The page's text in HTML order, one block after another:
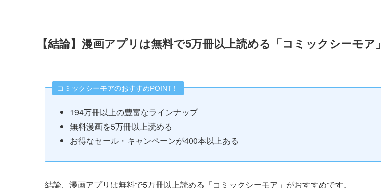
【結論】漫画アプリは無料で5万冊以上読める「コミックシーモア
コミックシーモアのおすすめPOINT！
194万冊以上の豊富なラインナップ
無料漫画を5万冊以上読める
お得なセール・キャンペーンが400本以上ある
結論、漫画アプリは無料で5万冊以上読める「コミックシーモア」がおすすめです。